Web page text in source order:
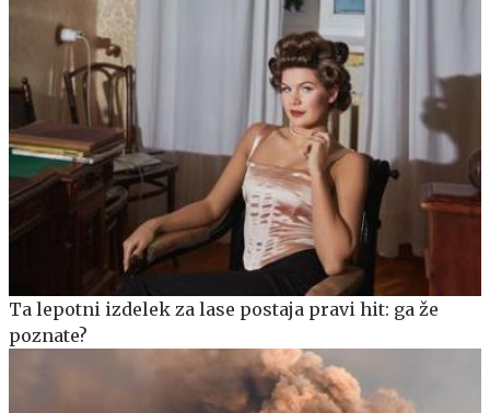
Ta lepotni izdelek za lase postaja pravi hit: ga že
poznate?